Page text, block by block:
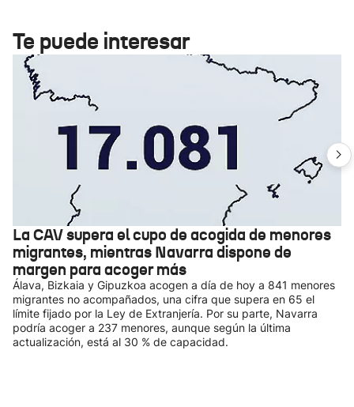
Te puede interesar
La CAV supera el cupo de acogida de menores
migrantes, mientras Navarra dispone de
margen para acoger más
Álava, Bizkaia y Gipuzkoa acogen a día de hoy a 841 menores
migrantes no acompañados, una cifra que supera en 65 el
límite fijado por la Ley de Extranjería. Por su parte, Navarra
podría acoger a 237 menores, aunque según la última
actualización, está al 30 % de capacidad.